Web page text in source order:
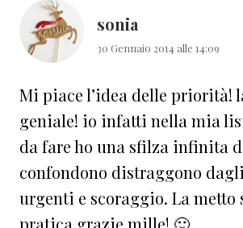
sonia
30 Gennaio 2014 alle 14:09
Mi piace l’idea delle priorità!
geniale! io infatti nella mia
da fare ho una sfilza infinita
confondono distraggono
urgenti e scoraggio. La metto
pratica grazie mille! 🙂